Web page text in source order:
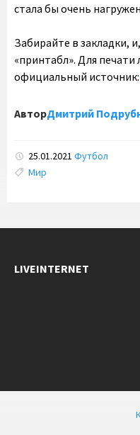
стала бы очень
Забирайте в закладки,
«принтабл». Для
официальный источник:
АвторДмитрий
25.01.2021 Футбол
Tags:
Мир
LIVEINTERNET